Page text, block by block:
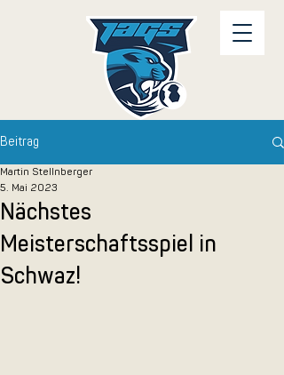
Beitrag
Nächstes
Meisterschaftsspiel in
Schwaz!
Martin Stellnberger
5. Mai 2023